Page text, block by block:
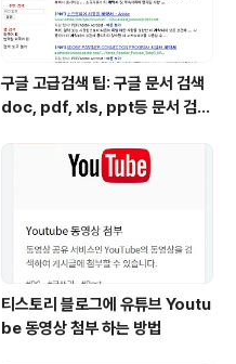
구글 고급검색 팁: 구글 문서 검색
doc, pdf, xls, ppt등 문서 검색
티스토리 블로그에 유튜브 Youtu
be 동영상 첨부 하는 방법